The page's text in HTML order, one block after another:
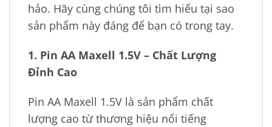
hảo. Hãy cùng chúng tôi tìm hiểu tại sao
sản phẩm này đáng để bạn có trong tay.
1. Pin AA Maxell 1.5V – Chất Lượng
Đỉnh Cao
Pin AA Maxell 1.5V là sản phẩm chất
lượng cao từ thương hiệu nổi tiếng